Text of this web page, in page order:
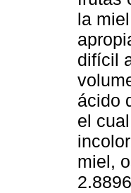
la
difícil
ácido
el
miel,
2.8896